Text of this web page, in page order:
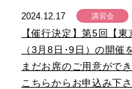
2024.12.17 講習会
【催行決定】第5回【
（3月8日･9日）の開催
まだお席のご用意がで
こちらからお申込み下さ